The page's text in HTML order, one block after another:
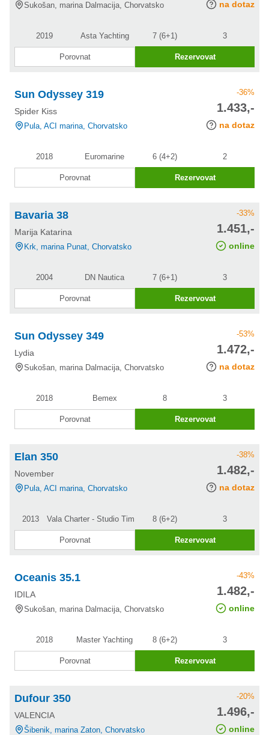
Sukošan, marina Dalmacija, Chorvatsko
2019 Asta Yachting 7 (6+1) 3
na dotaz
Porovnat Rezervovat
Sun Odyssey 319
Spider Kiss
Pula, ACI marina, Chorvatsko
2018 Euromarine 6 (4+2) 2
cena po
slevě
-36%
1.433,-
na dotaz
Porovnat Rezervovat
Bavaria 38
Marija Katarina
Krk, marina Punat, Chorvatsko
2004 DN Nautica 7 (6+1) 3
cena po
slevě
-33%
1.451,-
online
Porovnat Rezervovat
Sun Odyssey 349
Lydia
Sukošan, marina Dalmacija, Chorvatsko
2018 Bemex 8 3
cena po
slevě
-53%
1.472,-
na dotaz
Porovnat Rezervovat
Elan 350
November
Pula, ACI marina, Chorvatsko
2013 Vala Charter - Studio Tim 8 (6+2) 3
cena po
slevě
-38%
1.482,-
na dotaz
Porovnat Rezervovat
Oceanis 35.1
IDILA
Sukošan, marina Dalmacija, Chorvatsko
2018 Master Yachting 8 (6+2) 3
cena po
slevě
-43%
1.482,-
online
Porovnat Rezervovat
Dufour 350
VALENCIA
Šibenik, marina Zaton, Chorvatsko
cena po
slevě
-20%
1.496,-
online